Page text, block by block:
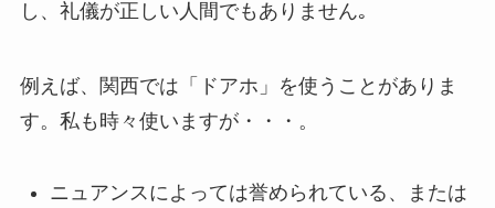
し、礼儀が正しい人間でもありません｡
例えば、関西では「ドアホ」を使うことがありま
す。私も時々使いますが・・・。
ニュアンスによっては誉められている、または